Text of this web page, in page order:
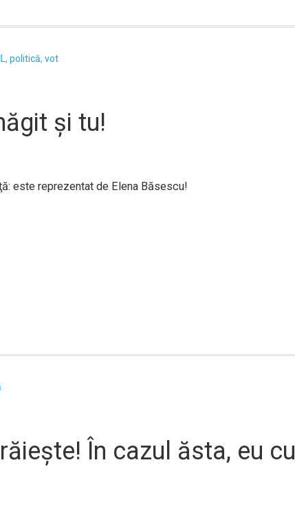
, politică, vot
şi tu!
este reprezentat de Elena Băsescu!
În cazul ăsta, eu cu